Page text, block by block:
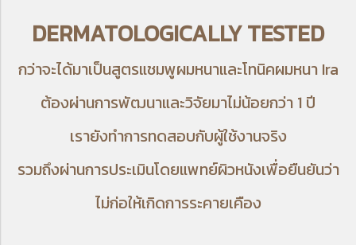
DERMATOLOGICALLY TESTED
กว่าจะได้มาเป็นสูตรแชมพูผมหนาและโทนิคผมหนา Ira
ต้องผ่านการพัฒนาและวิจัยมาไม่น้อยกว่า 1 ปี
เรายังทำการทดสอบกับผู้ใช้งานจริง
รวมถึงผ่านการประเมินโดยแพทย์ผิวหนังเพื่อยืนยันว่า
ไม่ก่อให้เกิดการระคายเคือง